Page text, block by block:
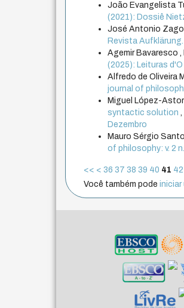
João Evangelista
(2021): Dossiê
José Antonio
Revista
Agemir Bavaresco
(2025): Leituras
Alfredo de Oliveira
journal of
Miguel López-
syntactic solution,
Dezembro
Mauro Sérgio
of philosophy: v. 2
<< < 36 37 38 39 40 41 42
Você também podeiniciar